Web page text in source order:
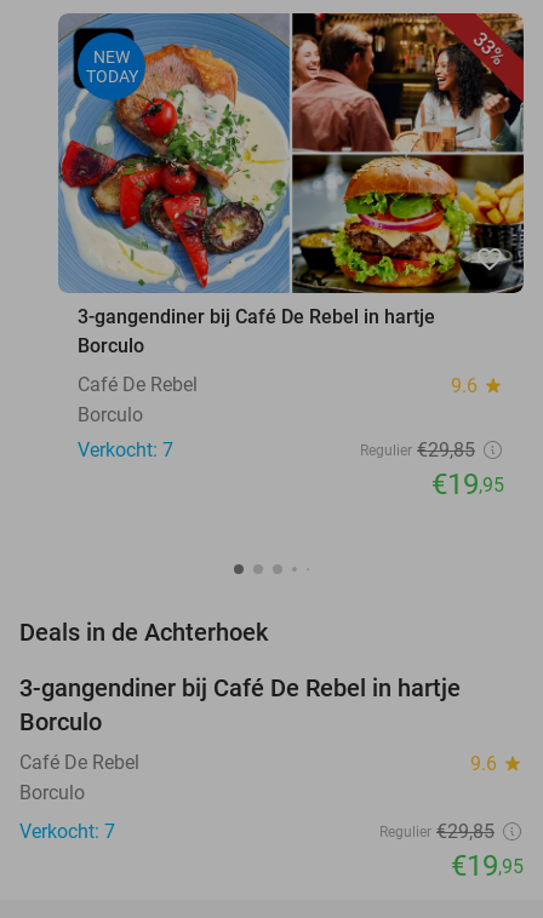
33%
NEW
TODAY
favorite_border
3-gangendiner bij Café De Rebel in hartje
Borculo
Café De Rebel
9.6 star
Borculo
Verkocht: 7
Regulier €29,85
€19,95
Deals in de Achterhoek
NEW
TODAY
3-gangendiner bij Café De Rebel in hartje
Borculo
Café De Rebel 9.6 star
Borculo
Verkocht: 7
Regulier €29,85
€19,95